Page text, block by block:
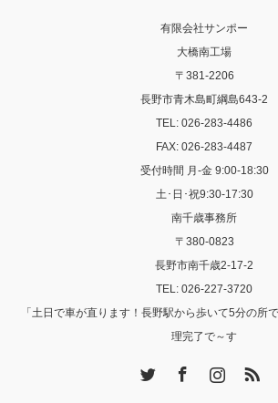
有限会社サンポー
大橋南工場
〒381-2206
長野市青木島町綱島643-2
TEL: 026-283-4486
FAX: 026-283-4487
受付時間 月-金 9:00-18:30
土･日･祝9:30-17:30
南千歳事務所
〒380-0823
長野市南千歳2-17-2
TEL: 026-227-3720
「土日で車が直ります！長野駅から歩いて5分の所
理完了で～す